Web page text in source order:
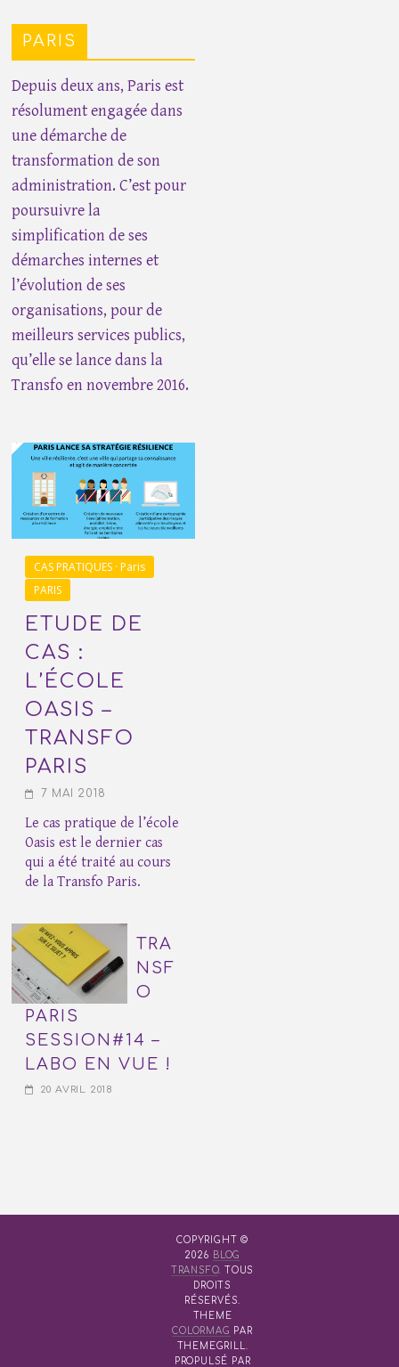
PARIS
Depuis deux ans, Paris est
résolument engagée dans
une démarche de
transformation de son
administration. C’est pour
poursuivre la
simplification de ses
démarches internes et
l’évolution de ses
organisations, pour de
meilleurs services publics,
qu’elle se lance dans la
Transfo en novembre 2016.
CAS PRATIQUES · Paris
PARIS
ETUDE DE
CAS :
L’ÉCOLE
OASIS –
TRANSFO
PARIS
7 MAI 2018
Le cas pratique de l’école
Oasis est le dernier cas
qui a été traité au cours
de la Transfo Paris.
TRA
NSF
O
PARIS
SESSION#14 –
LABO EN VUE !
20 AVRIL 2018
COPYRIGHT ©
2026
BLOG
TRANSFO. TOUS
DROITS
RÉSERVÉS.
THEME
COLORMAG
PAR
THEMEGRILL.
PROPULSÉ PAR